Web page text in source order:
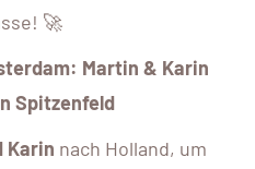
🚀
Martin & Karin
Spitzenfeld
Karin nach Holland, um